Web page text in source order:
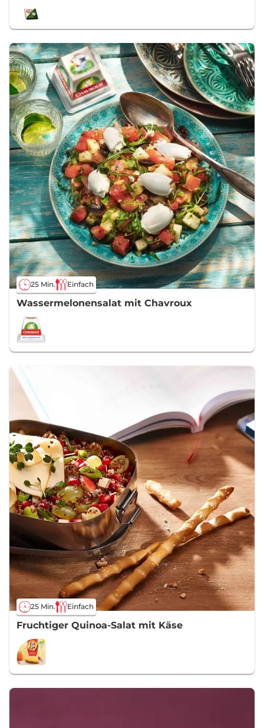
25 Min. Einfach
Wassermelonensalat mit Chavroux
25 Min. Einfach
Fruchtiger Quinoa-Salat mit Käse